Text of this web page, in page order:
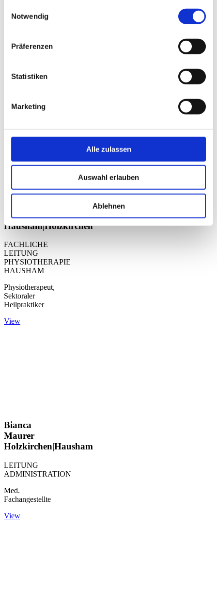
Notwendig
Präferenzen
Statistiken
Marketing
Alle zulassen
Auswahl erlauben
Ablehnen
Holzkirchen
LEITUNG
PHYSIOTHERAPIE
Physiotherapeut,
Hallmann
Hausham|Holzkirchen
FACHLICHE
LEITUNG
PHYSIOTHERAPIE
HAUSHAM
Physiotherapeut,
Sektoraler
Heilpraktiker
View
Bianca
Maurer
Holzkirchen|Hausham
LEITUNG
ADMINISTRATION
Med.
Fachangestellte
View